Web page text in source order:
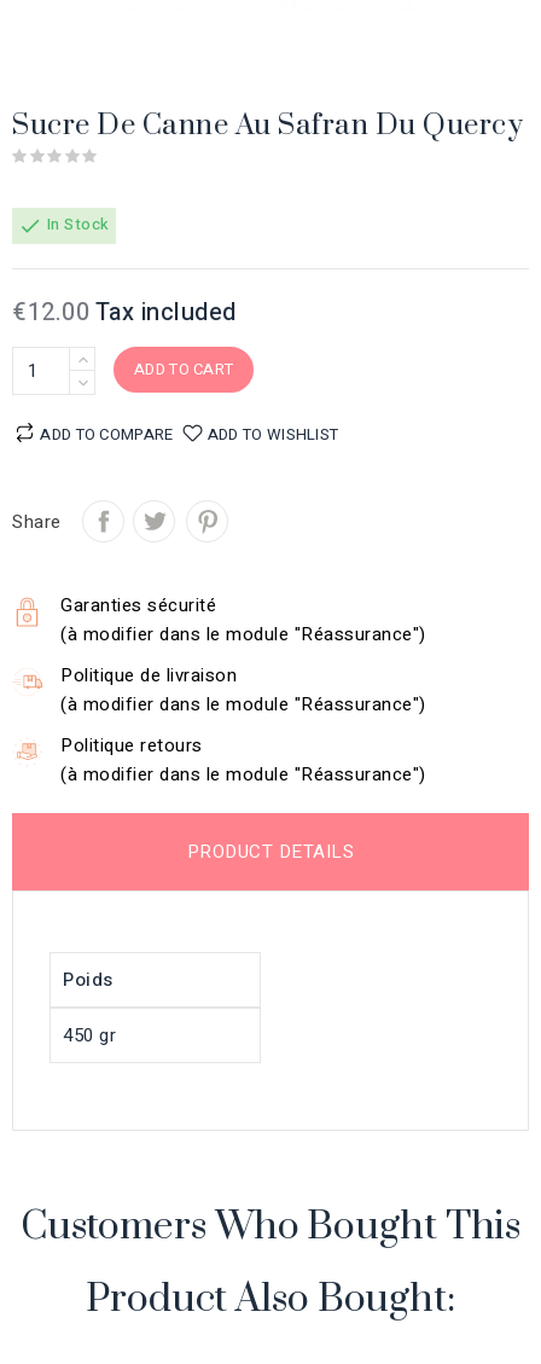
Sucre De Canne Au Safran Du Quercy
check In Stock
€12.00 Tax included
ADD TO CART
ADD TO COMPARE ADD TO WISHLIST
Share
Garanties sécurité
(à modifier dans le module "Réassurance")
Politique de livraison
(à modifier dans le module "Réassurance")
Politique retours
(à modifier dans le module "Réassurance")
PRODUCT DETAILS
Poids
450 gr
Customers Who Bought This
Product Also Bought: